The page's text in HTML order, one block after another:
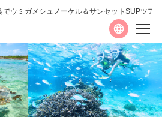
でウミガメシュノーケル＆サンセットSUPツアー